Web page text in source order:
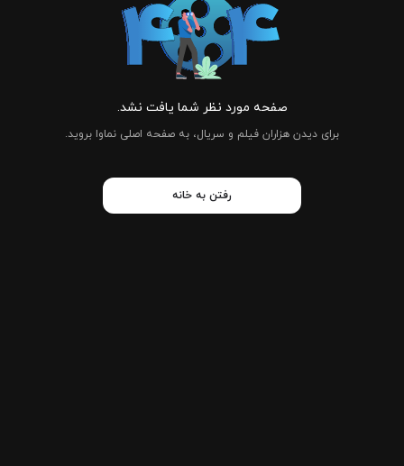
صفحه مورد نظر شما یافت نشد.
برای دیدن هزاران فیلم و سریال، به صفحه اصلی نماوا بروید.
رفتن به خانه